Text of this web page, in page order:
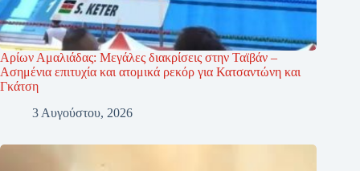
Αρίων Αμαλιάδας: Μεγάλες διακρίσεις στην Ταϊβάν –
Ασημένια επιτυχία και ατομικά ρεκόρ για Κατσαντώνη και
Γκάτση
3 Αυγούστου, 2026